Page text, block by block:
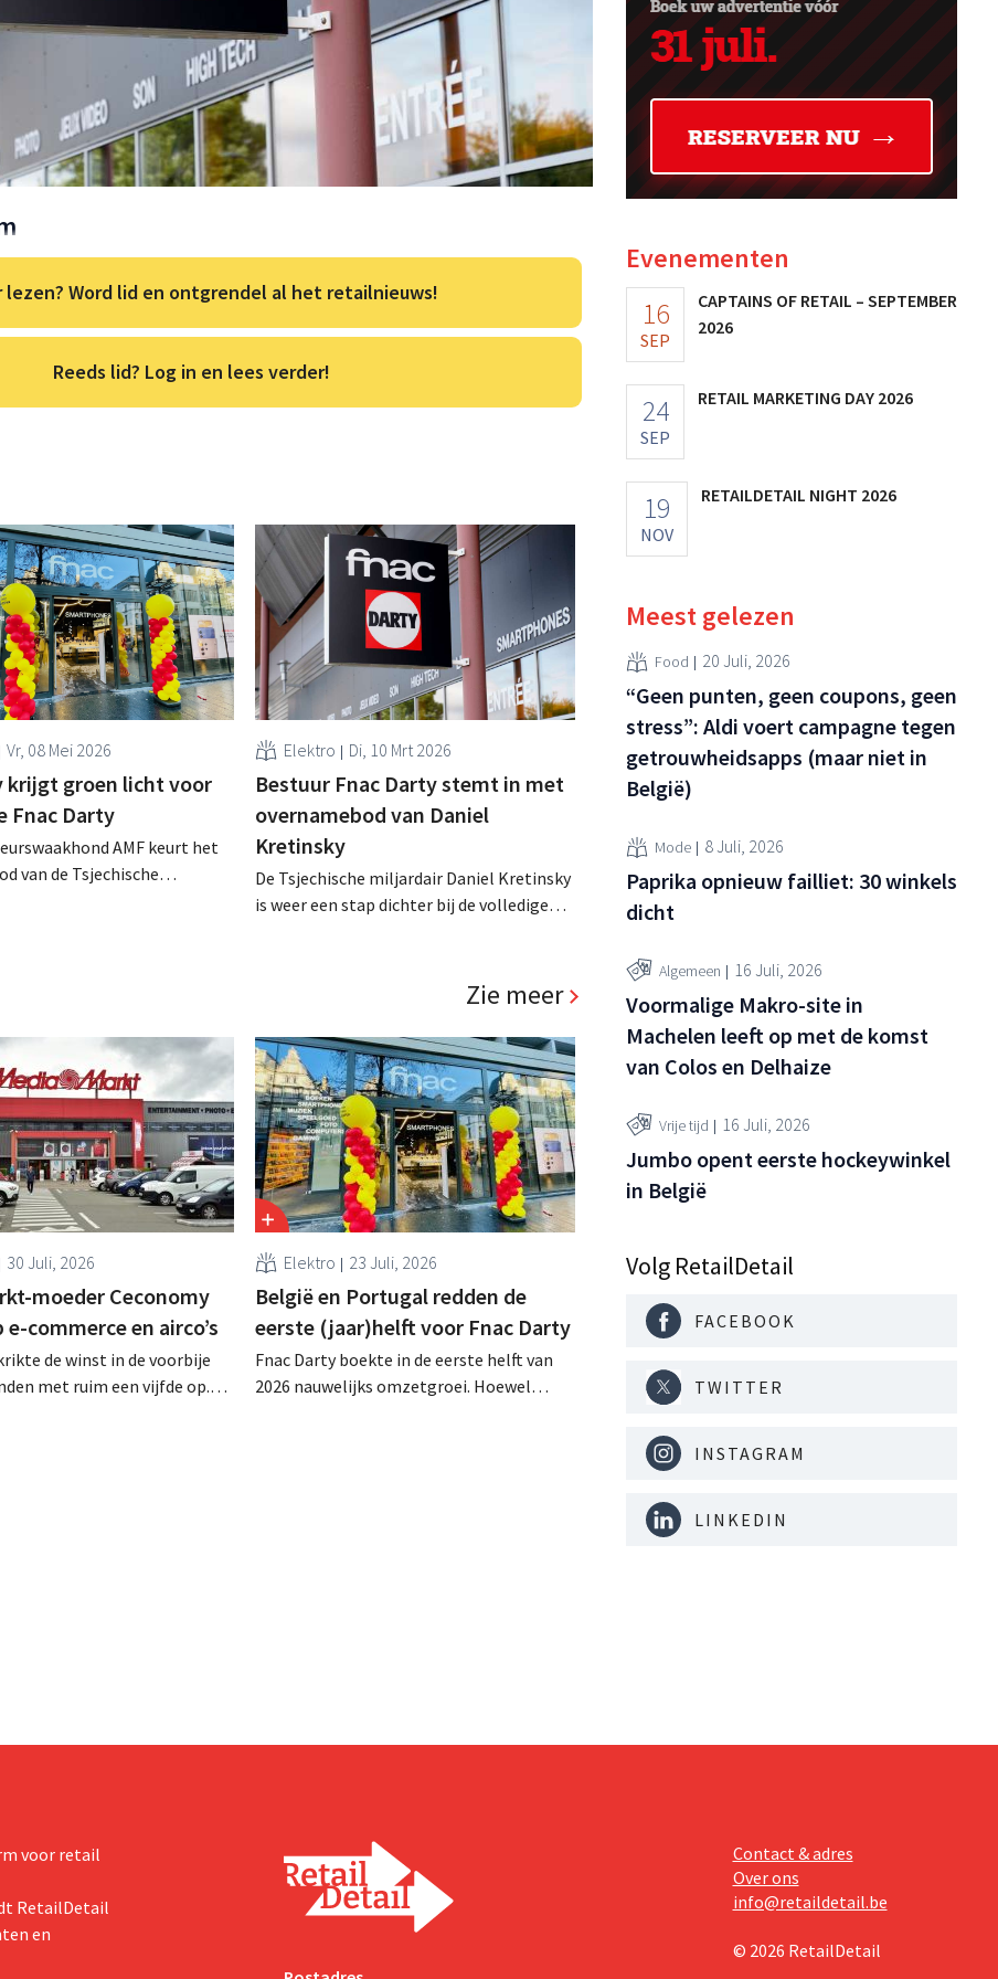
lezen? Word lid en ontgrendel al het retailnieuws!
Reeds lid? Log in en lees verder!
Vr, 08 Mei 2026
krijgt groen licht voor
Fnac Darty
AMF keurt het
van de Tsjechische
Elektro Di, 10 Mrt 2026
Bestuur Fnac Darty stemt in met
overnamebod van Daniel
Kretinsky
De Tsjechische miljardair Daniel Kretinsky
is weer een stap dichter bij de volledige
unaniem in met het overnamebod. Nu de
mededingingsautoriteiten nog… .Zie meer
30 Juli, 2026
moeder Ceconomy
commerce en airco’s
de winst in de voorbije
met ruim een vijfde op.
Elektro 23 Juli, 2026
België en Portugal redden de
eerste (jaar)helft voor Fnac Darty
Fnac Darty boekte in de eerste helft van
2026 nauwelijks omzetgroei. Hoewel
Evenementen
16
SEP
CAPTAINS OF RETAIL – SEPTEMBER
2026
24
SEP
RETAIL MARKETING DAY 2026
19
NOV
RETAILDETAIL NIGHT 2026
Meest gelezen
Food 20 Juli, 2026
“Geen punten, geen coupons, geen
stress”: Aldi voert campagne tegen
getrouwheidsapps (maar niet in
België)
Mode 8 Juli, 2026
Paprika opnieuw failliet: 30 winkels
dicht
Algemeen 16 Juli, 2026
Voormalige Makro-site in
Machelen leeft op met de komst
van Colos en Delhaize
Vrije tijd 16 Juli, 2026
Jumbo opent eerste hockeywinkel
in België
Volg RetailDetail
FACEBOOK
TWITTER
INSTAGRAM
LINKEDIN
voor retail
RetailDetail
en
Contact & adres
Over ons
info@retaildetail.be
© 2026 RetailDetail